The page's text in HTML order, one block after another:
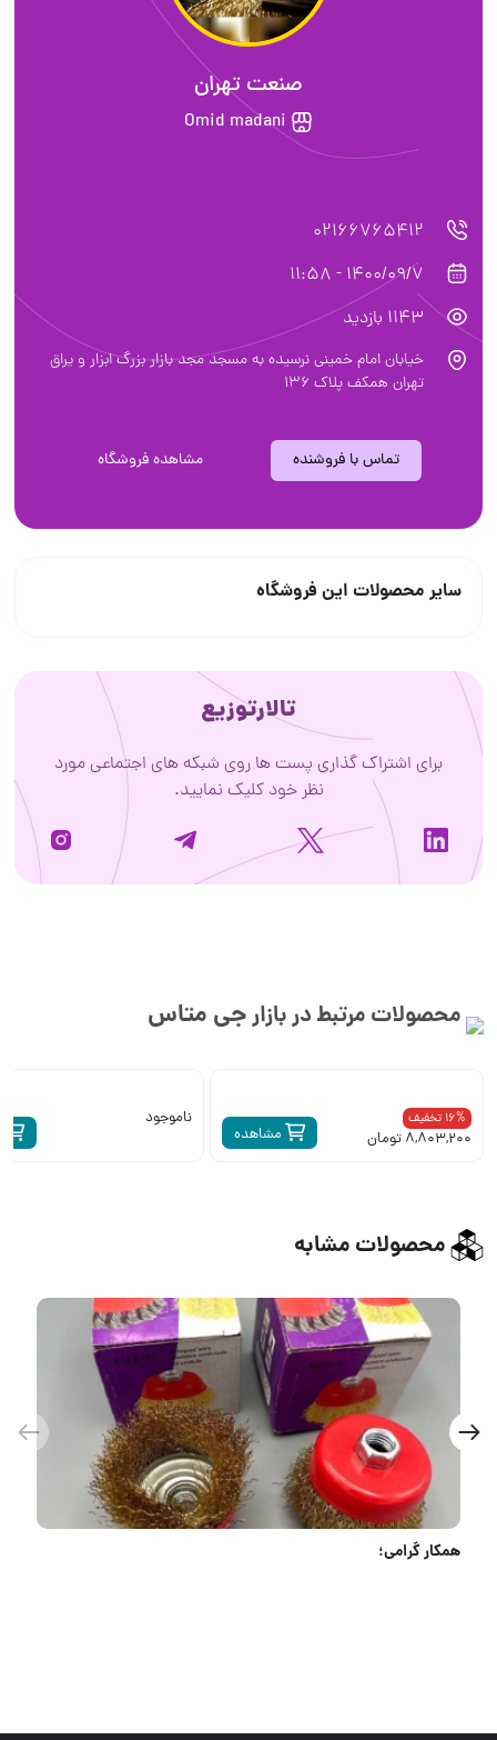
صنعت تهران
Omid madani
02166765412
1400/09/7 - 11:58
1143 بازدید
خیابان امام خمینی نرسیده به مسجد مجد بازار بزرگ ابزار و یراق
تهران همکف پلاک ۱۳۶
تماس با فروشنده مشاهده فروشگاه
سایر محصولات این فروشگاه
تالارتوزیع
برای اشتراک گذاری پست ها روی شبکه های اجتماعی مورد
نظر خود کلیک نمایید.
محصولات مرتبط در بازارجی متاس
مشاهده
16% تخفیف
8,803,200 تومان
ناموجود
محصولات مشابه
همکار گرامی؛